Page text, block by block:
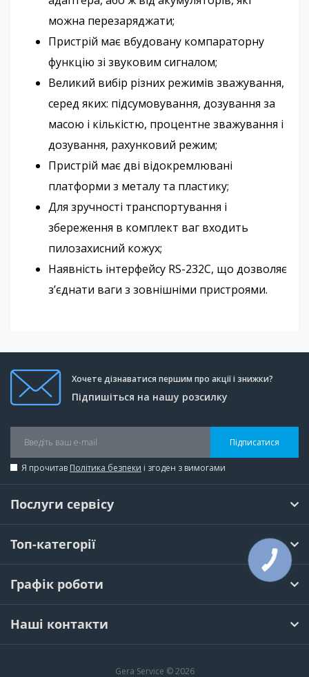
можна перезаряджати;
Пристрій має вбудовану компараторну
функцію зі звуковим сигналом;
Великий вибір різних режимів зважування,
серед яких: підсумовування, дозування за
масою і кількістю, процентне зважування і
дозування, рахунковий режим;
Пристрій має дві відокремлювані
платформи з металу та пластику;
Для зручності транспортування і
збереження в комплект ваг входить
пилозахисний кожух;
Наявність інтерфейсу RS-232C, що дозволяє
з’єднати ваги з зовнішніми пристроями.
Хочете дізнаватися першим про акції і знижки?
Підпишіться на нашу розсилку
Підписатися
Я прочитав Політика безпеки і згоден з вимогами
Послуги сервісу
Топ-категорії
Графік роботи
Наші контакти
Gera Service © 2026
КНОПКА
ЗВ'ЯЗКУ